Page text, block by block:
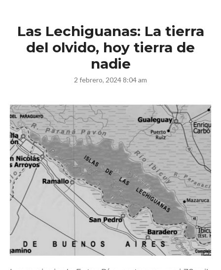
Las Lechiguanas: La tierra
del olvido, hoy tierra de
nadie
2 febrero, 2024 8:04 am